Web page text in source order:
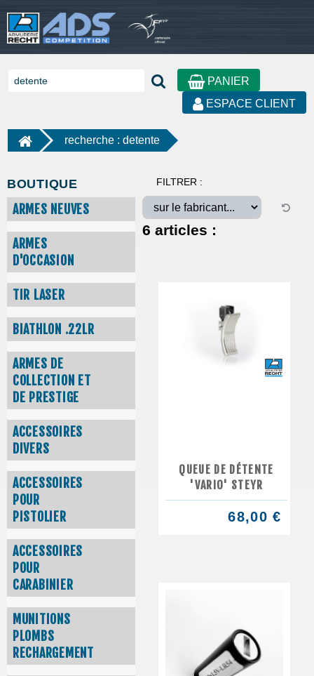
PANIER
ESPACE CLIENT
recherche : detente
BOUTIQUE
ARMES NEUVES
ARMES
D'OCCASION
TIR LASER
BIATHLON .22LR
ARMES DE
COLLECTION ET
DE PRESTIGE
ACCESSOIRES
DIVERS
ACCESSOIRES
POUR
PISTOLIER
ACCESSOIRES
POUR
CARABINIER
MUNITIONS
PLOMBS
RECHARGEMENT
FILTRER :
6 articles :
QUEUE DE DÉTENTE
'VARIO' STEYR
68,00 €